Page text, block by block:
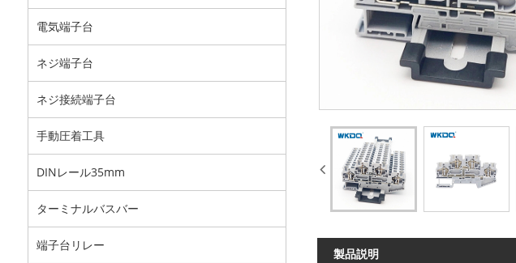
電気端子台
ネジ端子台
ネジ接続端子台
手動圧着工具
DINレール35mm
ターミナルバスバー
端子台リレー
製品説明